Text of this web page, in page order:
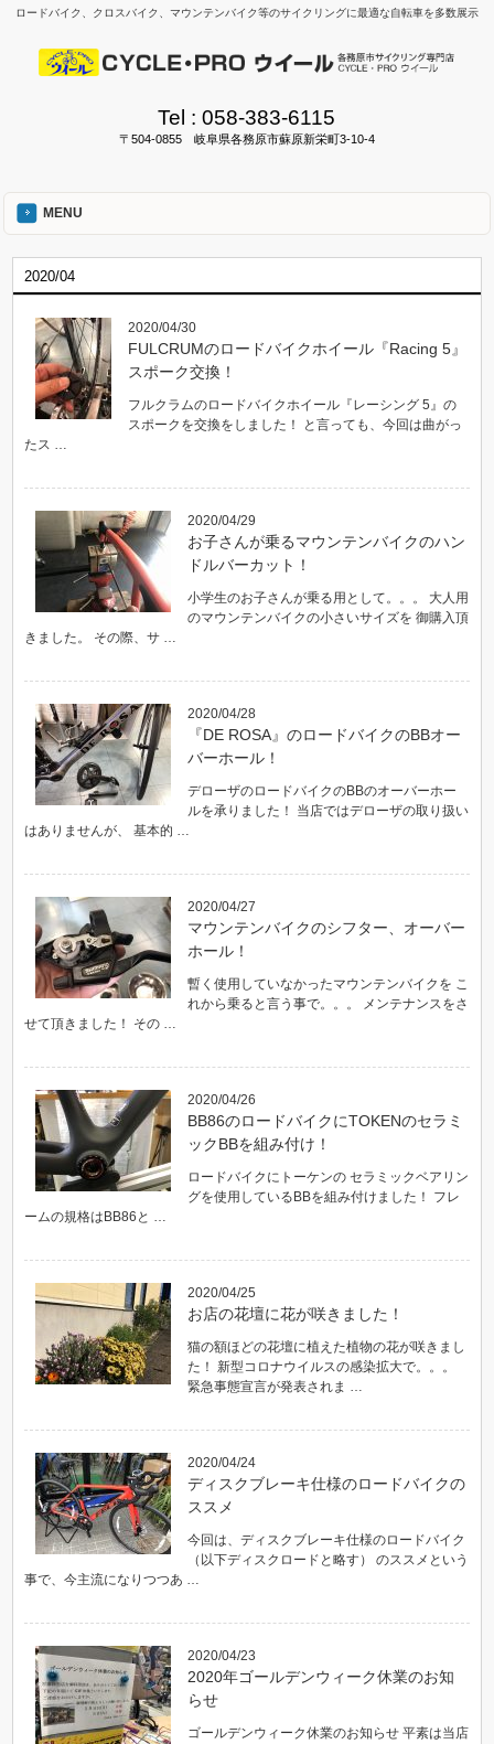
ロードバイク、クロスバイク、マウンテンバイク等のサイクリングに最適な自転車を多数展示
Tel :058-383-6115
〒504-0855 岐阜県各務原市蘇原新栄町3-10-4
MENU
2020/04
2020/04/30
FULCRUMのロードバイクホイール『Racing 5』
スポーク交換！
フルクラムのロードバイクホイール『レーシング 5』の
スポークを交換をしました！ と言っても、今回は曲がっ
たス …
2020/04/29
お子さんが乗るマウンテンバイクのハン
ドルバーカット！
小学生のお子さんが乗る用として。。。 大人用
のマウンテンバイクの小さいサイズを 御購入頂
きました。 その際、サ …
2020/04/28
『DE ROSA』のロードバイクのBBオー
バーホール！
デローザのロードバイクのBBのオーバーホー
ルを承りました！ 当店ではデローザの取り扱い
はありませんが、 基本的 …
2020/04/27
マウンテンバイクのシフター、オーバー
ホール！
暫く使用していなかったマウンテンバイクを こ
れから乗ると言う事で。。。 メンテナンスをさ
せて頂きました！ その …
2020/04/26
BB86のロードバイクにTOKENのセラミ
ックBBを組み付け！
ロードバイクにトーケンの セラミックベアリン
グを使用しているBBを組み付けました！ フレ
ームの規格はBB86と …
2020/04/25
お店の花壇に花が咲きました！
猫の額ほどの花壇に植えた植物の花が咲きまし
た！ 新型コロナウイルスの感染拡大で。。。
緊急事態宣言が発表されま …
2020/04/24
ディスクブレーキ仕様のロードバイクの
ススメ
今回は、ディスクブレーキ仕様のロードバイク
（以下ディスクロードと略す） のススメという
事で、今主流になりつつあ …
2020/04/23
2020年ゴールデンウィーク休業のお知
らせ
ゴールデンウィーク休業のお知らせ 平素は当店